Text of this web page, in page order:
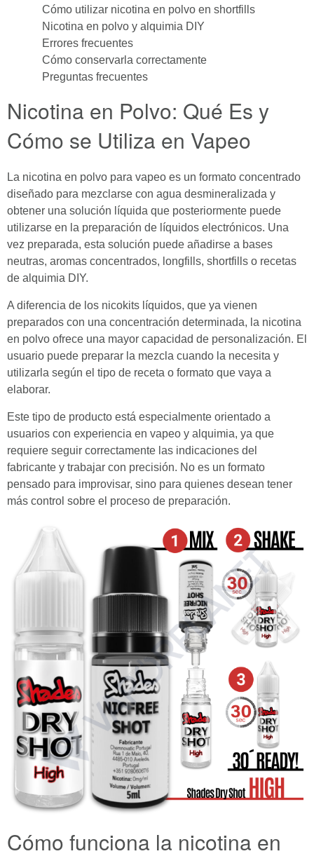
Cómo utilizar nicotina en polvo en shortfills
Nicotina en polvo y alquimia DIY
Errores frecuentes
Cómo conservarla correctamente
Preguntas frecuentes
Nicotina en Polvo: Qué Es y
Cómo se Utiliza en Vapeo
La nicotina en polvo para vapeo es un formato concentrado
diseñado para mezclarse con agua desmineralizada y
obtener una solución líquida que posteriormente puede
utilizarse en la preparación de líquidos electrónicos. Una
vez preparada, esta solución puede añadirse a bases
neutras, aromas concentrados, longfills, shortfills o recetas
de alquimia DIY.
A diferencia de los nicokits líquidos, que ya vienen
preparados con una concentración determinada, la nicotina
en polvo ofrece una mayor capacidad de personalización. El
usuario puede preparar la mezcla cuando la necesita y
utilizarla según el tipo de receta o formato que vaya a
elaborar.
Este tipo de producto está especialmente orientado a
usuarios con experiencia en vapeo y alquimia, ya que
requiere seguir correctamente las indicaciones del
fabricante y trabajar con precisión. No es un formato
pensado para improvisar, sino para quienes desean tener
más control sobre el proceso de preparación.
Cómo funciona la nicotina en